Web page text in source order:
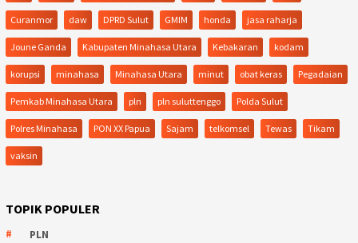
Curanmor daw DPRD Sulut GMIM honda jasa raharja
Joune Ganda Kabupaten Minahasa Utara Kebakaran kodam
korupsi minahasa Minahasa Utara minut obat keras Pegadaian
Pemkab Minahasa Utara pln pln suluttenggo Polda Sulut
Polres Minahasa PON XX Papua Sajam telkomsel Tewas Tikam
vaksin
TOPIK POPULER
PLN